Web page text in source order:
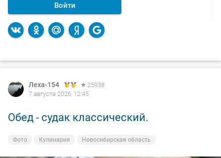
Войти
Леха-154
25938
7 августа 2026, 12:45
Обед - судак классический.
Фото Кулинария Новосибирская область
Леха-154
25938
7 августа 2026, 00:14
Вечерка.
Фото На рыбалке Новосибирская область